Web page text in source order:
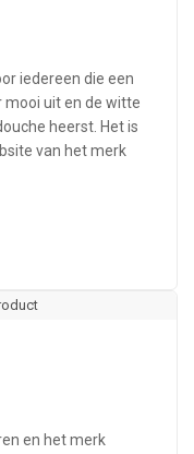
iedereen die een
mooi uit en de witte
heerst. Het is
van het merk
en het merk